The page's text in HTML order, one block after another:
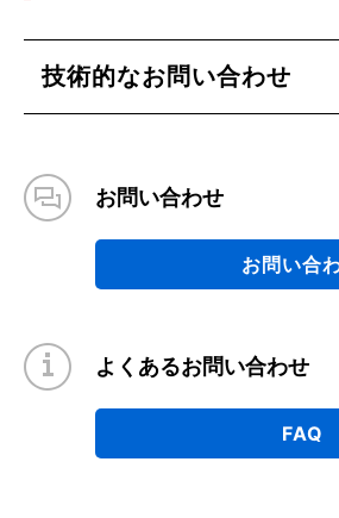
技術的なお問い合わせ
お問い合わせ
お問い合
よくあるお問い合わせ
FAQ